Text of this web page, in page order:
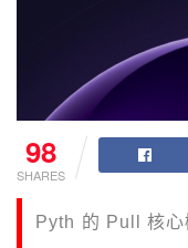
98
SHARES
Pyth 的 Pull 核心